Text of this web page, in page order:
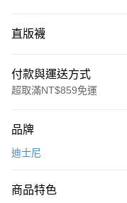
直版襪
付款與運送方式
超取滿NT$859免運
信用卡一次付款
LINE Pay
品牌
迪士尼
商品特色